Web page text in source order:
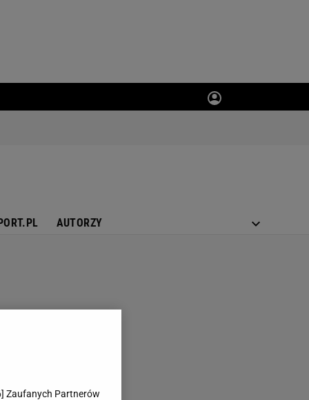
AUTORZY
] Zaufanych Partnerów